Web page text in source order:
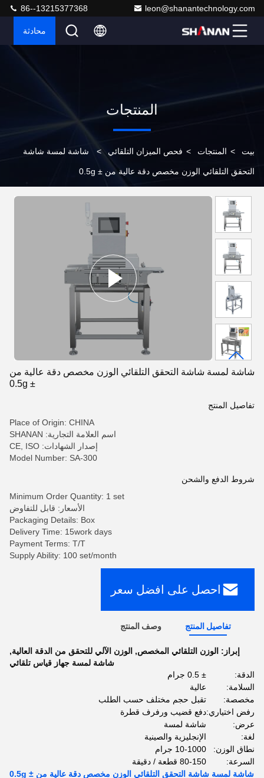
leon@shanantechnology.com
86--13215377368
محادثة
المنتجات
بيت > المنتجات > فحص الميزان التلقائي > شاشة لمسة شاشة
التحقق التلقائي الوزن مخصص دقة عالية من ± 0.5g
شاشة لمسة شاشة التحقق التلقائي الوزن مخصص دقة عالية من
± 0.5g
تفاصيل المنتج
Place of Origin: CHINA
اسم العلامة التجارية: SHANAN
إصدار الشهادات: CE, ISO
Model Number: SA-300
شروط الدفع والشحن
Minimum Order Quantity: 1 set
الأسعار: قابل للتفاوض
Packaging Details: Box
Delivery Time: 15work days
Payment Terms: T/T
Supply Ability: 100 set/month
احصل على افضل سعر
تفاصيل المنتج وصف المنتج
إبراز: الوزن التلقائي المخصص, الوزن الآلي للتحقق من الدقة العالية,
شاشة لمسة جهاز قياس تلقائي
الدقة:
± 0.5 جرام
السلامة:
عالية
مخصصة:
تقبل حجم مختلف حسب الطلب
رفض اختياري:دفع قضيب ورفرف قطرة
عرض:
شاشة لمسة
لغة:
الإنجليزية والصينية
نطاق الوزن:
10-1000 جرام
السرعة:
80-150 قطعة / دقيقة
شاشة لمسة شاشة التحقق التلقائي الوزن مخصص دقة عالية من ± 0.5g